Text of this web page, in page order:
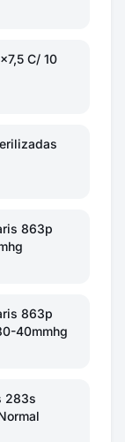
C/ 10
863p
863p
40mmhg
283s